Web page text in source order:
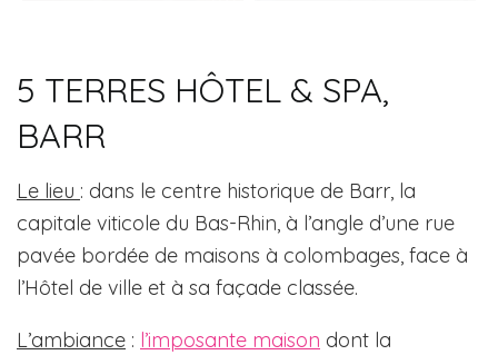
5 TERRES HÔTEL & SPA,
BARR
Le lieu : dans le centre historique de Barr, la
capitale viticole du Bas-Rhin, à l’angle d’une rue
pavée bordée de maisons à colombages, face à
l’Hôtel de ville et à sa façade classée.
L’ambiance : l’imposante maison dont la